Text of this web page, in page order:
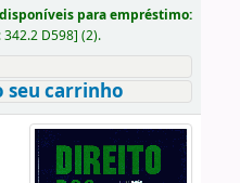
para empréstimo:
342.2 D598] (2).
seu carrinho